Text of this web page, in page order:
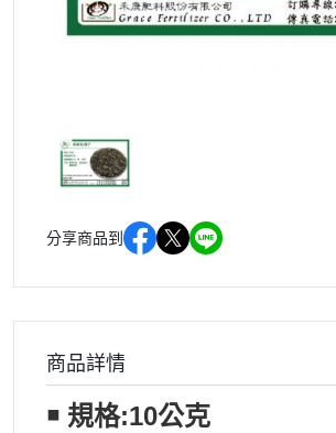
分享商品到
商品詳情
￭ 規格:10公克